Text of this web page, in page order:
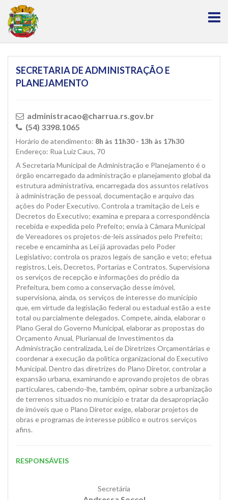
SECRETARIA DE ADMINISTRAÇÃO E
PLANEJAMENTO
administracao@charrua.rs.gov.br
(54) 3398.1065
Horário de atendimento: 8h às 11h30 - 13h às 17h30
Endereço: Rua Luiz Caus, 70
A Secretaria Municipal de Administração e Planejamento é o
órgão encarregado da administração e planejamento global da
estrutura administrativa, encarregada dos assuntos relativos
à administração de pessoal, documentação e arquivo das
ações do Poder Executivo. Controla a tramitação de Leis e
Decretos do Executivo; examina e prepara a correspondência
recebida e expedida pelo Prefeito; envia à Câmara Municipal
de Vereadores os projetos-de-leis assinados pelo Prefeito;
recebe e encaminha as Lei já aprovadas pelo Poder
Legislativo; controla os prazos legais de sanção e veto; efetua
registros, Leis, Decretos, Portarias e Contratos. Supervisiona
os serviços de recepção e informações do prédio da
Prefeitura, bem como a conservação desse imóvel,
supervisiona, ainda, os serviços de interesse do município
que, em virtude da legislação federal ou estadual estão a este
total ou parcialmente delegados. Compete, ainda, elaborar o
Plano Geral do Governo Municipal, elaborar as propostas do
Orçamento Anual, Plurianual de Investimentos da
Administração centralizada, Lei de Diretrizes Orçamentárias e
coordenar a execução da política organizacional do Executivo
Municipal. Dentro das diretrizes do Plano Diretor, controlar a
expansão urbana, examinando e aprovando projetos de obras
particulares, cabendo-lhe, também, opinar sobre a urbanização
de terrenos situados no município e tratar da desapropriação
de imóveis que o Plano Diretor exige, elaborar projetos de
obras e programas de interesse público e outros serviços
afins.
RESPONSÁVEIS
Secretária